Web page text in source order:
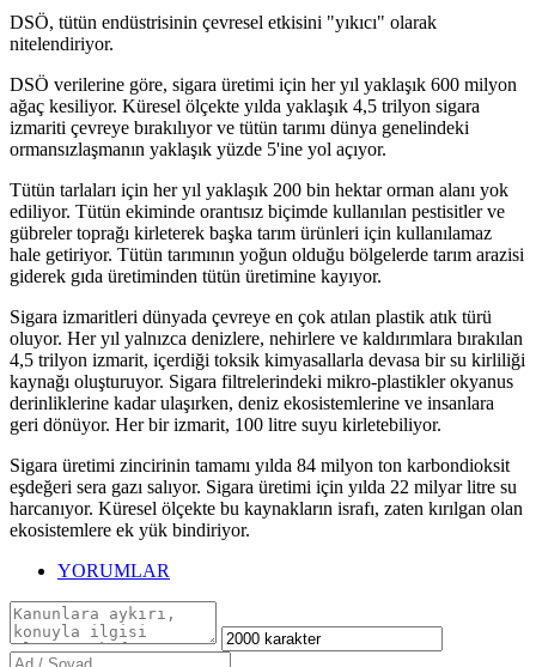
DSÖ, tütün endüstrisinin çevresel etkisini "yıkıcı" olarak
nitelendiriyor.
DSÖ verilerine göre, sigara üretimi için her yıl yaklaşık 600 milyon
ağaç kesiliyor. Küresel ölçekte yılda yaklaşık 4,5 trilyon sigara
izmariti çevreye bırakılıyor ve tütün tarımı dünya genelindeki
ormansızlaşmanın yaklaşık yüzde 5'ine yol açıyor.
Tütün tarlaları için her yıl yaklaşık 200 bin hektar orman alanı yok
ediliyor. Tütün ekiminde orantısız biçimde kullanılan pestisitler ve
gübreler toprağı kirleterek başka tarım ürünleri için kullanılamaz
hale getiriyor. Tütün tarımının yoğun olduğu bölgelerde tarım arazisi
giderek gıda üretiminden tütün üretimine kayıyor.
Sigara izmaritleri dünyada çevreye en çok atılan plastik atık türü
oluyor. Her yıl yalnızca denizlere, nehirlere ve kaldırımlara bırakılan
4,5 trilyon izmarit, içerdiği toksik kimyasallarla devasa bir su kirliliği
kaynağı oluşturuyor. Sigara filtrelerindeki mikro-plastikler okyanus
derinliklerine kadar ulaşırken, deniz ekosistemlerine ve insanlara
geri dönüyor. Her bir izmarit, 100 litre suyu kirletebiliyor.
Sigara üretimi zincirinin tamamı yılda 84 milyon ton karbondioksit
eşdeğeri sera gazı salıyor. Sigara üretimi için yılda 22 milyar litre su
harcanıyor. Küresel ölçekte bu kaynakların israfı, zaten kırılgan olan
ekosistemlere ek yük bindiriyor.
YORUMLAR